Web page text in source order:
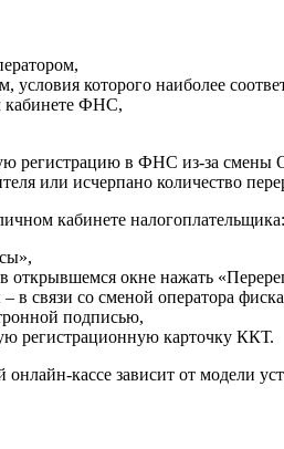
условия которого наиболее
кабинете ФНС,
регистрацию в ФНС из-за
или исчерпано количество
кабинете налогоплательщика:
окне нажать
в связи со сменой оператора
подписью,
регистрационную карточку ККТ.
кассе зависит от модели